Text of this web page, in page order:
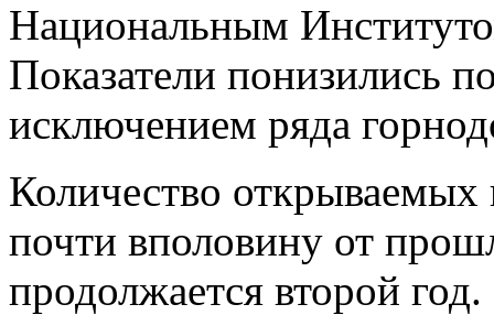
Национальным
Показатели понизились
исключением ряда
Количество
почти вполовину от
продолжается второй